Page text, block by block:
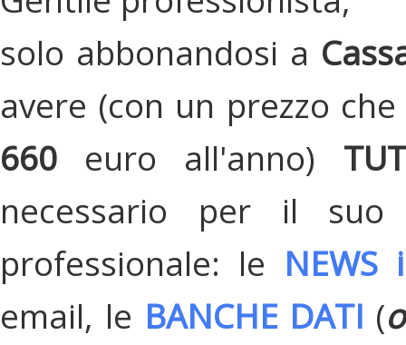
solo abbonandosi a
avere (con un prezzo
660 euro all'anno)
necessario per il suo
professionale: le
email, le BANCHE DATI (